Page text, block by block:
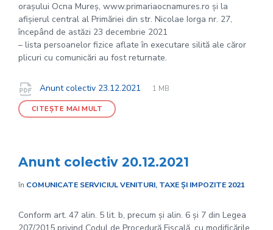
orașului Ocna Mureș, www.primariaocnamures.ro și la
afișierul central al Primăriei din str. Nicolae Iorga nr. 27,
începând de astăzi 23 decembrie 2021
– lista persoanelor fizice aflate în executare silită ale căror
plicuri cu comunicări au fost returnate.
Documente
Anunt colectiv 23.12.2021
File
pdf
File
1 MB
CITEȘTE MAI MULT
Anunt colectiv 20.12.2021
în COMUNICATE SERVICIUL VENITURI, TAXE ȘI IMPOZITE 2021
Conform art. 47 alin. 5 lit. b, precum și alin. 6 și 7 din Legea